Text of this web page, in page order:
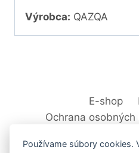
Výrobca: QAZQA
E-shop
Ochrana osobných
Používame súbory cookies.